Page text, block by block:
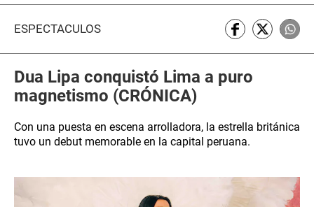
ESPECTÁCULOS
Dua Lipa conquistó Lima a puro
magnetismo (CRÓNICA)
Con una puesta en escena arrolladora, la estrella británica
tuvo un debut memorable en la capital peruana.